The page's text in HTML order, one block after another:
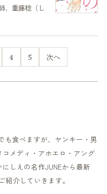
、重藤稔（し
4 5 次へ
も食べますが、ヤンキー・男
メディ・アホエロ・アング
しえの名作JUNEから最新
介していきます。